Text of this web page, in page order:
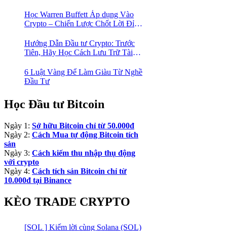
Học Warren Buffett Áp dụng Vào
Crypto – Chiến Lược Chốt Lời Đỉnh
Hướng Dẫn Đầu tư Crypto: Trước
Tiên, Hãy Học Cách Lưu Trữ Tài
6 Luật Vàng Để Làm Giàu Từ Nghề
Đầu Tư
Học Đầu tư Bitcoin
Ngày 1: Sở hữu Bitcoin chỉ từ 50.000đ
Ngày 2: Cách Mua tự động Bitcoin tích
sản
Ngày 3: Cách kiếm thu nhập thụ động
với crypto
Ngày 4: Cách tích sản Bitcoin chỉ từ
10.000đ tại Binance
KÈO TRADE CRYPTO
[SOL ] Kiếm lời cùng Solana (SOL)